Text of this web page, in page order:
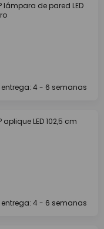
lámpara de pared LED
4 - 6 semanas
aplique LED 102,5 cm
4 - 6 semanas